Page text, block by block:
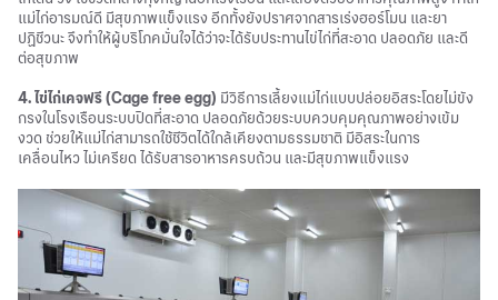
แม่ไก่อารมณ์ดี มีสุขภาพแข็งแรง อีกทั้งยังปราศจากสารเร่งฮอร์โมน และยา
ปฏิชีวนะ จึงทำให้ผู้บริโภคมั่นใจได้ว่าจะได้รับประทานไข่ไก่ที่สะอาด ปลอดภัย และดี
ต่อสุขภาพ
4. ไข่ไก่เคจฟรี (Cage free egg) มีวิธีการเลี้ยงแม่ไก่แบบปล่อยอิสระโดยไม่ขัง
กรงในโรงเรือนระบบปิดที่สะอาด ปลอดภัยด้วยระบบควบคุมคุณภาพอย่างเข้ม
งวด ช่วยให้แม่ไก่สามารถใช้ชีวิตได้ใกล้เคียงตามธรรมชาติ มีอิสระในการ
เคลื่อนไหว ไม่เครียด ได้รับสารอาหารครบถ้วน และมีสุขภาพแข็งแรง